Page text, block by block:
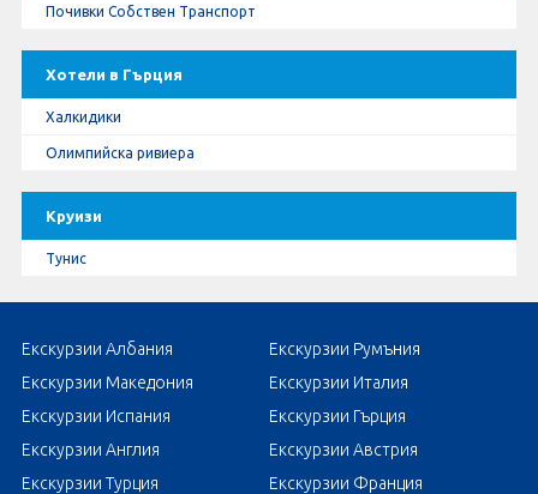
Почивки Собствен Транспорт
Хотели в Гърция
Халкидики
Олимпийска ривиера
Круизи
Тунис
Екскурзии Албания
Екскурзии Румъния
Екскурзии Македония
Екскурзии Италия
Екскурзии Испания
Екскурзии Гърция
Екскурзии Англия
Екскурзии Австрия
Екскурзии Турция
Екскурзии Франция